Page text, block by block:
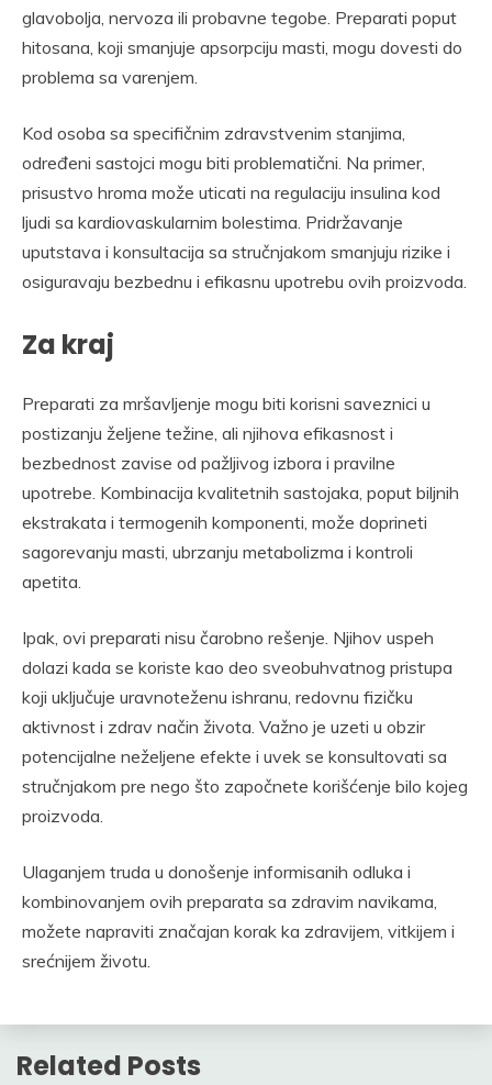
glavobolja, nervoza ili probavne tegobe. Preparati poput
hitosana, koji smanjuje apsorpciju masti, mogu dovesti do
problema sa varenjem.
Kod osoba sa specifičnim zdravstvenim stanjima,
određeni sastojci mogu biti problematični. Na primer,
prisustvo hroma može uticati na regulaciju insulina kod
ljudi sa kardiovaskularnim bolestima. Pridržavanje
uputstava i konsultacija sa stručnjakom smanjuju rizike i
osiguravaju bezbednu i efikasnu upotrebu ovih proizvoda.
Za kraj
Preparati za mršavljenje mogu biti korisni saveznici u
postizanju željene težine, ali njihova efikasnost i
bezbednost zavise od pažljivog izbora i pravilne
upotrebe. Kombinacija kvalitetnih sastojaka, poput biljnih
ekstrakata i termogenih komponenti, može doprineti
sagorevanju masti, ubrzanju metabolizma i kontroli
apetita.
Ipak, ovi preparati nisu čarobno rešenje. Njihov uspeh
dolazi kada se koriste kao deo sveobuhvatnog pristupa
koji uključuje uravnoteženu ishranu, redovnu fizičku
aktivnost i zdrav način života. Važno je uzeti u obzir
potencijalne neželjene efekte i uvek se konsultovati sa
stručnjakom pre nego što započnete korišćenje bilo kojeg
proizvoda.
Ulaganjem truda u donošenje informisanih odluka i
kombinovanjem ovih preparata sa zdravim navikama,
možete napraviti značajan korak ka zdravijem, vitkijem i
srećnijem životu.
Related Posts